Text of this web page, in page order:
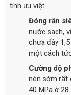
tính ưu việt:
Đóng rắn
nước sạch,
chưa đầy
một cách
Cường độ
nén sớm rất
40 MPa ở